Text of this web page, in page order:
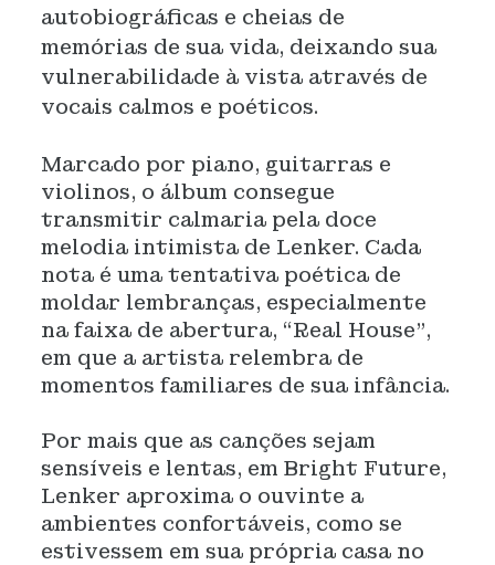
autobiográficas e cheias de
memórias de sua vida, deixando sua
vulnerabilidade à vista através de
vocais calmos e poéticos.
Marcado por piano, guitarras e
violinos, o álbum consegue
transmitir calmaria pela doce
melodia intimista de Lenker. Cada
nota é uma tentativa poética de
moldar lembranças, especialmente
na faixa de abertura, “Real House”,
em que a artista relembra de
momentos familiares de sua infância.
Por mais que as canções sejam
sensíveis e lentas, em Bright Future,
Lenker aproxima o ouvinte a
ambientes confortáveis, como se
estivessem em sua própria casa no